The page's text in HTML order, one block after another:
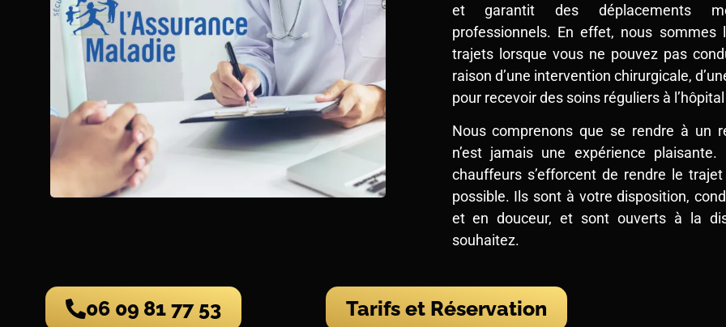
et garantit des déplacements
professionnels. En effet, nous sommes
trajets lorsque vous ne pouvez pas
raison d’une intervention chirurgicale,
pour recevoir des soins réguliers à
Nous comprenons que se rendre à un
n’est jamais une expérience plaisante.
chauffeurs s’efforcent de rendre le
possible. Ils sont à votre disposition,
et en douceur, et sont ouverts à la
souhaitez.
06 09 81 77 53 Tarifs et Réservation